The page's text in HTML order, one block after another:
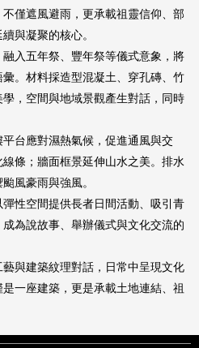
僅遮風避雨，更承載祖靈信仰、部
與凝聚的核心。
入五年祭、豐年祭等儀式意象，將
。材料採造型混凝土、穿孔磚、竹
，空間與地域景觀產生對話，同時
台應對濕熱氣候，促進通風與交
條；牆面框景延伸山水之美。排水
風豪雨與強風。
性空間提供長者日間活動、吸引青
為說故事、舉辦儀式與文化交流的
與建築紋理對話，日常中呈現文化
一座建築，更是承載土地連結、祖